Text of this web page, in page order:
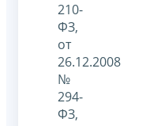
210-
ФЗ,
от
26.12.2008
№
294-
ФЗ,